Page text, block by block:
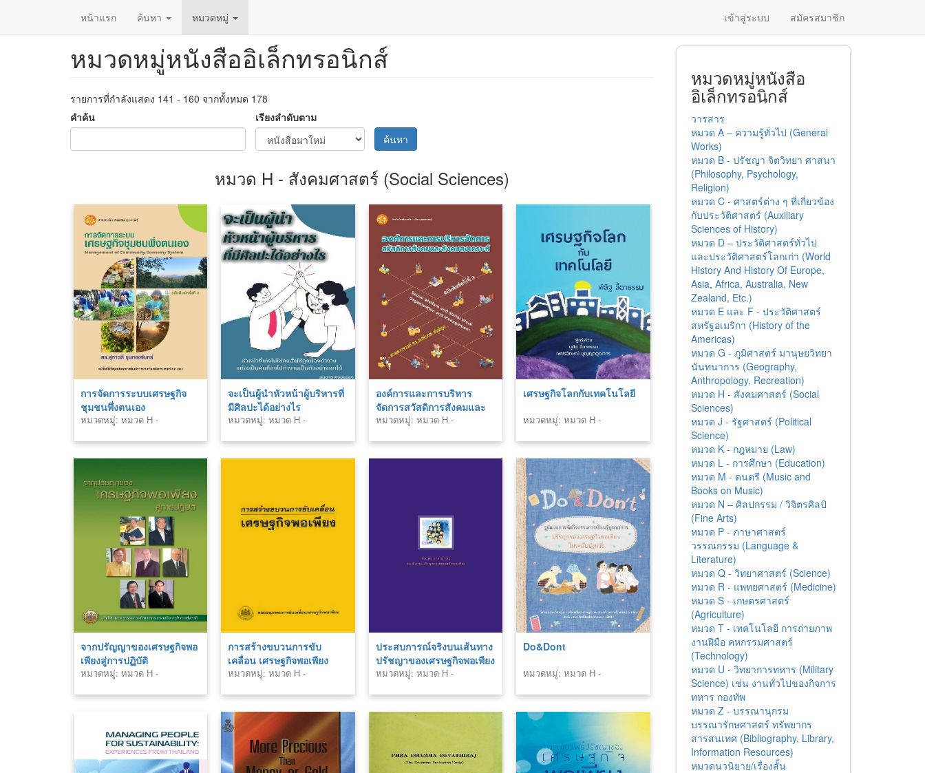
หน้าแรก ค้นหา หมวดหมู่ เข้าสู่ระบบ สมัครสมาชิก
หมวดหมู่หนังสืออิเล็กทรอนิกส์
รายการที่กำลังแสดง 141 - 160 จากทั้งหมด 178
คำค้น
เรียงลำดับตาม
ค้นหา
หมวด H - สังคมศาสตร์ (Social Sciences)
การจัดการระบบเศรษฐกิจ
ชุมชนพึ่งตนเอง
หมวดหมู่: หมวด H -
Sciences)
จะเป็นผู้นำหัวหน้าผู้บริหารที่
มีศิลปะได้อย่างไร
หมวดหมู่: หมวด H -
Sciences)
องค์การและการบริหาร
จัดการสวัสดิการสังคมและ
สังคมสงเคราะห์
หมวดหมู่: หมวด H -
Sciences)
เศรษฐกิจโลกกับเทคโนโลยี
หมวดหมู่: หมวด H -
Sciences)
จากปรัญญาของเศรษฐกิจพอ
เพียงสู่การปฏิบัติ
หมวดหมู่: หมวด H -
Sciences)
การสร้างขบวนการขับ
เคลื่อน เศรษฐกิจพอเพียง
หมวดหมู่: หมวด H -
Sciences)
ประสบการณ์จริงบนเส้นทาง
ปรัชญาของเศรษฐกิจพอเพียง
หมวดหมู่: หมวด H -
Sciences)
Do&Dont
หมวดหมู่: หมวด H -
Sciences)
หมวดหมู่หนังสือ
อิเล็กทรอนิกส์
วารสาร
หมวด A – ความรู้ทั่วไป (General
Works)
หมวด B - ปรัชญา จิตวิทยา ศาสนา
(Philosophy, Psychology,
Religion)
หมวด C - ศาสตร์ต่าง ๆ ที่เกี่ยวข้อง
กับประวัติศาสตร์ (Auxiliary
Sciences of History)
หมวด D – ประวัติศาสตร์ทั่วไป
และประวัติศาสตร์โลกเก่า (World
History And History Of Europe,
Asia, Africa, Australia, New
Zealand, Etc.)
หมวด E และ F - ประวัติศาสตร์
สหรัฐอเมริกา (History of the
Americas)
หมวด G - ภูมิศาสตร์ มานุษยวิทยา
นันทนาการ (Geography,
Anthropology, Recreation)
หมวด H - สังคมศาสตร์ (Social
Sciences)
หมวด J - รัฐศาสตร์ (Political
Science)
หมวด K - กฎหมาย (Law)
หมวด L - การศึกษา (Education)
หมวด M - ดนตรี (Music and
Books on Music)
หมวด N – ศิลปกรรม / วิจิตรศิลป์
(Fine Arts)
หมวด P - ภาษาศาสตร์
วรรณกรรม (Language &
Literature)
หมวด Q - วิทยาศาสตร์ (Science)
หมวด R - แพทยศาสตร์ (Medicine)
หมวด S - เกษตรศาสตร์
(Agriculture)
หมวด T - เทคโนโลยี การถ่ายภาพ
งานฝีมือ คหกรรมศาสตร์
(Technology)
หมวด U - วิทยาการทหาร (Military
Science) เช่น งานทั่วไปของกิจการ
ทหาร กองทัพ
หมวด Z - บรรณานุกรม
บรรณารักษศาสตร์ ทรัพยากร
สารสนเทศ (Bibliography, Library,
Information Resources)
หมวดนวนิยาย/เรื่องสั้น